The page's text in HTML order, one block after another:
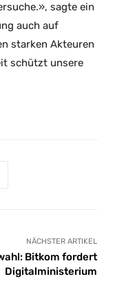
sagte ein
auch auf
starken Akteuren
schützt unsere
NÄCHSTER ARTIKEL
Bitkom fordert
Digitalministerium